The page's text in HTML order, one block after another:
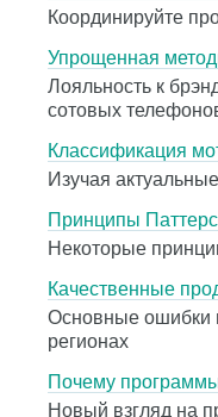
Координируйте
Упрощенная
Лояльность к
сотовых
Классификация
Изучая
Принципы
Некоторые
Качественные
Основные ошибки
регионах
Почему
Новый взгляд на